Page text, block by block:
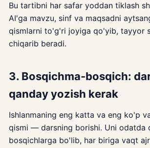
Bu tartibni har safar yoddan tiklash
AI'ga mavzu, sinf va maqsadni
qismlarni to'g'ri joyiga qo'yib, tayyor
chiqarib beradi.
3. Bosqichma-bosqich:
qanday yozish kerak
Ishlanmaning eng katta va eng ko'p
qismi — darsning borishi. Uni odatda
bosqichlarga bo'lib, har biriga vaqt